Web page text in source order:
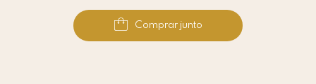
Comprar junto